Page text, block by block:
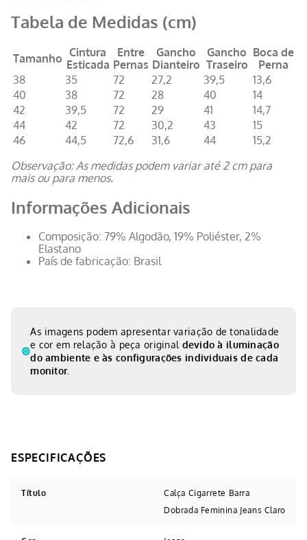
Tabela de Medidas (cm)
Tamanho Cintura
Esticada
Entre
Pernas
Gancho
Dianteiro
Gancho
Traseiro
Boca de
Perna
38
35 72 27,2 39,5
13,6
40
38 72 28 40
14
42
39,5 72 29 41
14,7
44
42 72 30,2 43
15
46
44,5 72,6 31,6 44
15,2
Observação: As medidas podem variar até 2 cm para
mais ou para menos.
Informações Adicionais
Composição: 79% Algodão, 19% Poliéster, 2%
Elastano
País de fabricação: Brasil
As imagens podem apresentar variação de tonalidade
e cor em relação à peça original devido à iluminação
do ambiente e às configurações individuais de cada
monitor.
Título
Calça Cigarrete Barra
Dobrada Feminina Jeans Claro